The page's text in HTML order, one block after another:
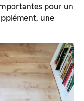
pour un
une